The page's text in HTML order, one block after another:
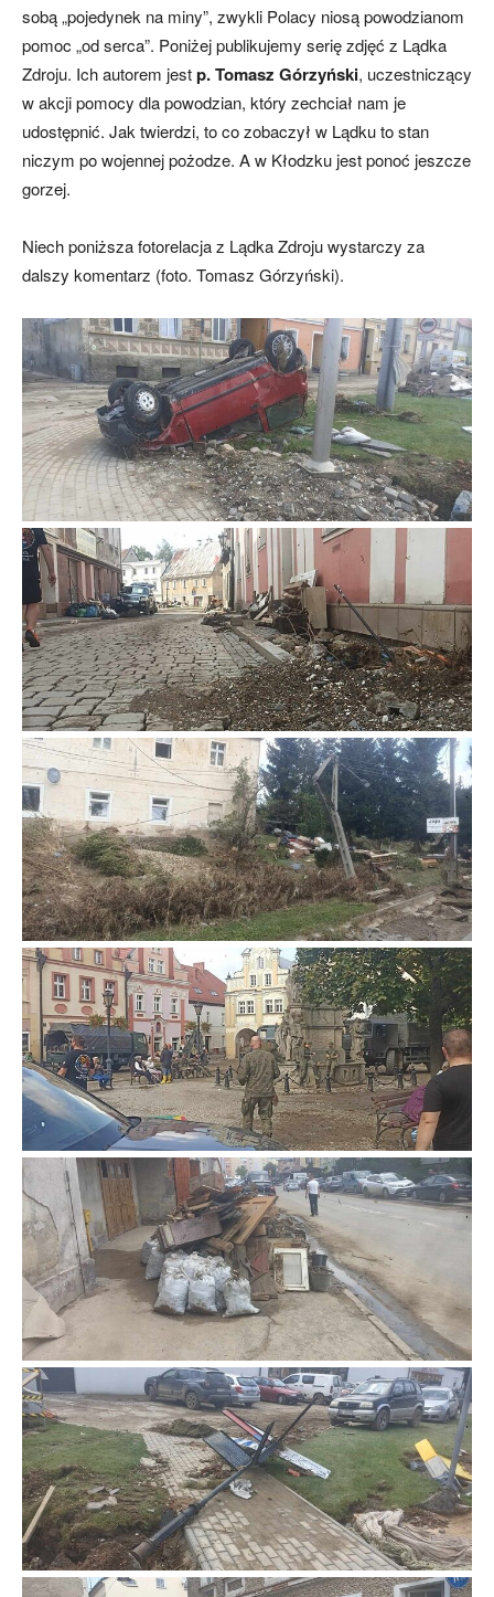
sobą „pojedynek na miny”, zwykli Polacy niosą powodzianom
pomoc „od serca”. Poniżej publikujemy serię zdjęć z Lądka
Zdroju. Ich autorem jestp. Tomasz Górzyński, uczestniczący
w akcji pomocy dla powodzian, który zechciał nam je
udostępnić. Jak twierdzi, to co zobaczył w Lądku to stan
niczym po wojennej pożodze. A w Kłodzku jest ponoć jeszcze
gorzej.
Niech poniższa fotorelacja z Lądka Zdroju wystarczy za
dalszy komentarz (foto. Tomasz Górzyński).